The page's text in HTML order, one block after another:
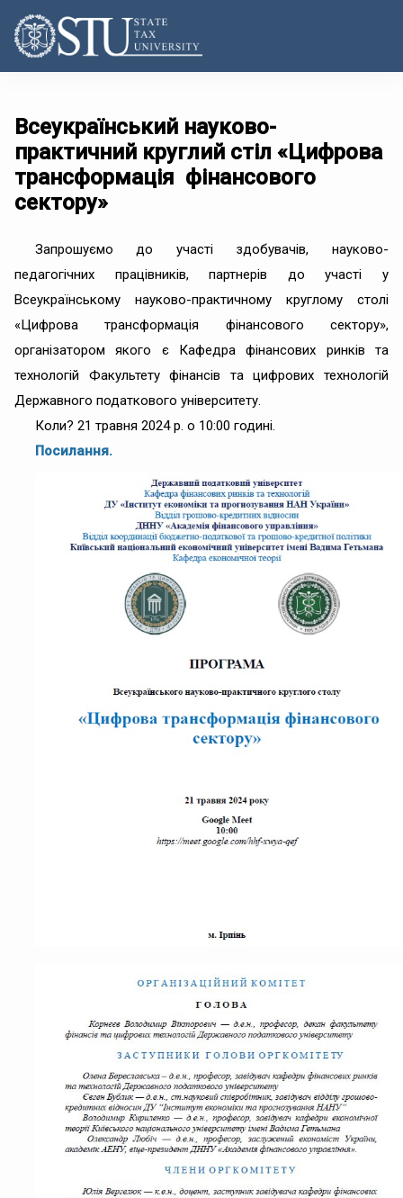
Всеукраїнський науково-
практичний круглий стіл «Цифрова
трансформація фінансового
сектору»
Запрошуємо до участі здобувачів, науково-
педагогічних працівників, партнерів до участі у
Всеукраїнському науково-практичному круглому столі
«Цифрова трансформація фінансового сектору»,
організатором якого є Кафедра фінансових ринків та
технологій Факультету фінансів та цифрових технологій
Державного податкового університету.
Коли? 21 травня 2024 р. о 10:00 годині.
Посилання.